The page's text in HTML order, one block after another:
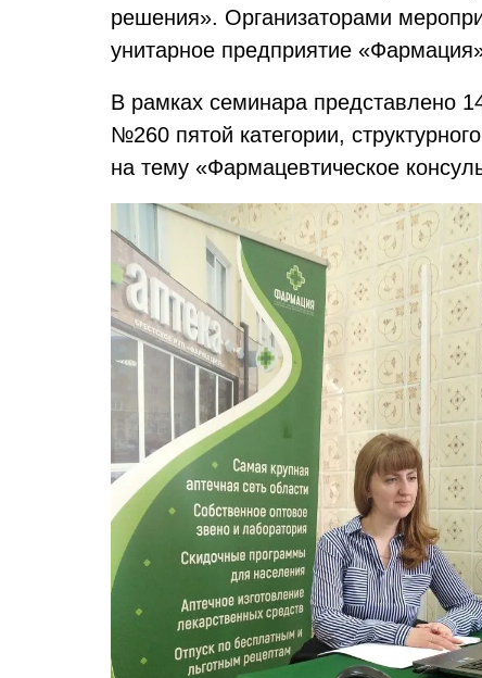
решения». Организаторами
унитарное предприятие
В рамках семинара представлено
№260 пятой категории,
на тему «Фармацевтическое